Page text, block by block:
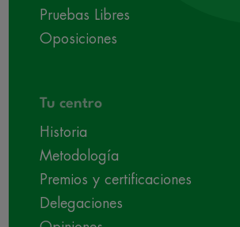
Pruebas Libres
Oposiciones
Tu centro
Historia
Metodología
Premios y certificaciones
Delegaciones